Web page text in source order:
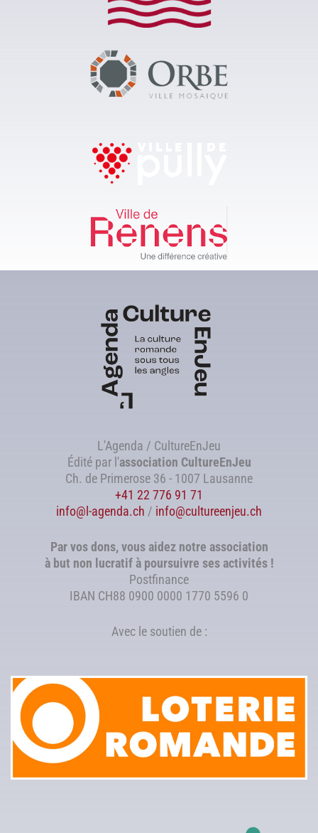
L'Agenda / CultureEnJeu
Édité par l'association CultureEnJeu
Ch. de Primerose 36 - 1007 Lausanne
+41 22 776 91 71
info@l-agenda.ch / info@cultureenjeu.ch
Par vos dons, vous aidez notre association
à but non lucratif à poursuivre ses activités !
Postfinance
IBAN CH88 0900 0000 1770 5596 0
Avec le soutien de :